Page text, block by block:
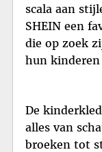
scala aan
SHEIN een
die op zoek
hun kinderen
De
alles van
broeken tot